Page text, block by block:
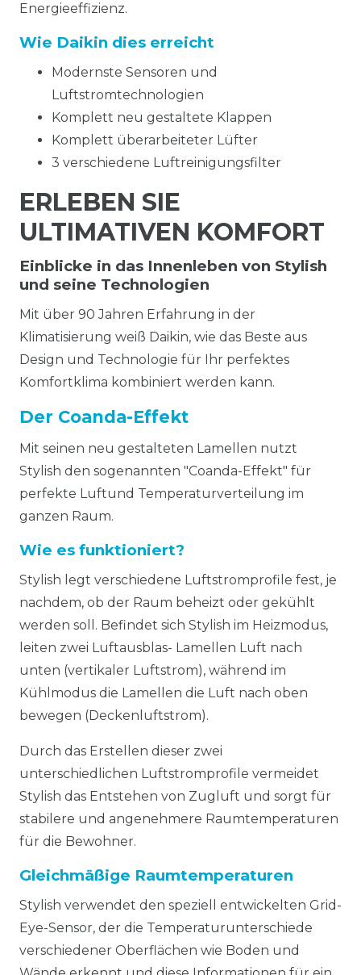
Energieeffizienz.
Wie Daikin dies erreicht
Modernste Sensoren und
Luftstromtechnologien
Komplett neu gestaltete Klappen
Komplett überarbeiteter Lüfter
3 verschiedene Luftreinigungsfilter
ERLEBEN SIE
ULTIMATIVEN KOMFORT
Einblicke in das Innenleben von Stylish
und seine Technologien
Mit über 90 Jahren Erfahrung in der
Klimatisierung weiß Daikin, wie das Beste aus
Design und Technologie für Ihr perfektes
Komfortklima kombiniert werden kann.
Der Coanda-Effekt
Mit seinen neu gestalteten Lamellen nutzt
Stylish den sogenannten "Coanda-Effekt" für
perfekte Luftund Temperaturverteilung im
ganzen Raum.
Wie es funktioniert?
Stylish legt verschiedene Luftstromprofile fest, je
nachdem, ob der Raum beheizt oder gekühlt
werden soll. Befindet sich Stylish im Heizmodus,
leiten zwei Luftausblas- Lamellen Luft nach
unten (vertikaler Luftstrom), während im
Kühlmodus die Lamellen die Luft nach oben
bewegen (Deckenluftstrom).
Durch das Erstellen dieser zwei
unterschiedlichen Luftstromprofile vermeidet
Stylish das Entstehen von Zugluft und sorgt für
stabilere und angenehmere Raumtemperaturen
für die Bewohner.
Gleichmäßige Raumtemperaturen
Stylish verwendet den speziell entwickelten Grid-
Eye-Sensor, der die Temperaturunterschiede
verschiedener Oberflächen wie Boden und